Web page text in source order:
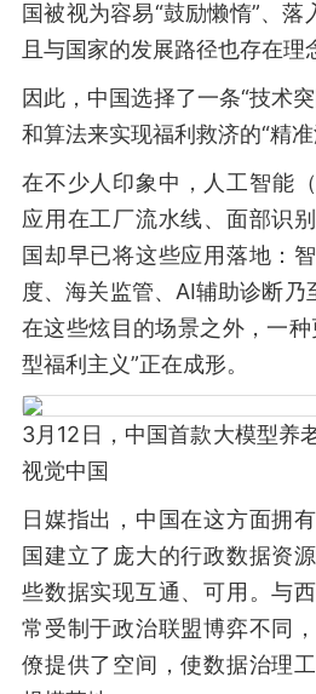
国被视为容易“鼓励懒惰”、落
且与国家的发展路径也存在理
因此，中国选择了一条“技术
和算法来实现福利救济的“精准
在不少人印象中，人工智能
应用在工厂流水线、面部识
国却早已将这些应用落地：
度、海关监管、AI辅助诊断乃
在这些炫目的场景之外，一
型福利主义”正在成形。
3月12日，中国首款大模型养
视觉中国
日媒指出，中国在这方面拥
国建立了庞大的行政数据资
些数据实现互通、可用。与
常受制于政治联盟博弈不同
僚提供了空间，使数据治理